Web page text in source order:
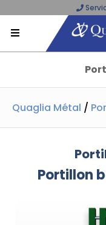
Quaglia Métal /
Portillon